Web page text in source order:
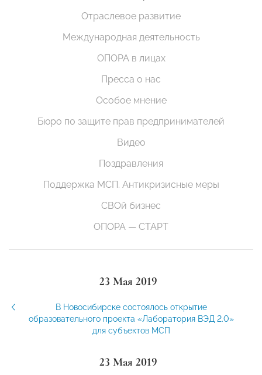
Отраслевое развитие
Международная деятельность
ОПОРА в лицах
Пресса о нас
Особое мнение
Бюро по защите прав предпринимателей
Видео
Поздравления
Поддержка МСП. Антикризисные меры
СВОй бизнес
ОПОРА — СТАРТ
23 Мая 2019
В Новосибирске состоялось открытие
образовательного проекта «Лаборатория ВЭД 2.0»
для субъектов МСП
23 Мая 2019